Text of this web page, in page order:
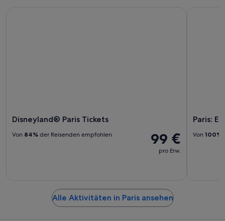
Disneyland® Paris Tickets
99 €
pro Erw.
Von 84% der Reisenden empfohlen
Paris:
Von 100%
Alle Aktivitäten in Paris ansehen